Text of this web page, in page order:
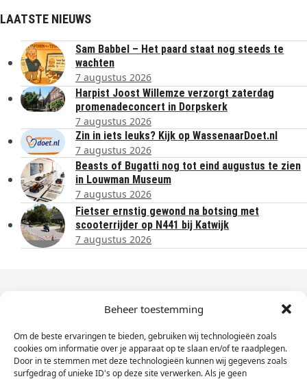
Beheer toestemming
Om de beste ervaringen te bieden, gebruiken wij technologieën zoals
cookies om informatie over je apparaat op te slaan en/of te raadplegen.
Door in te stemmen met deze technologieën kunnen wij gegevens zoals
surfgedrag of unieke ID's op deze site verwerken. Als je geen
LAATSTE NIEUWS
Sam Babbel – Het paard staat nog steeds te
wachten
7 augustus 2026
Harpist Joost Willemze verzorgt zaterdag
promenadeconcert in Dorpskerk
7 augustus 2026
Zin in iets leuks? Kijk op WassenaarDoet.nl
7 augustus 2026
Beasts of Bugatti nog tot eind augustus te zien
in Louwman Museum
7 augustus 2026
Fietser ernstig gewond na botsing met
scooterrijder op N441 bij Katwijk
7 augustus 2026
Dagelijks het laatste nieuws in je e-mail?
Vul
hier
je